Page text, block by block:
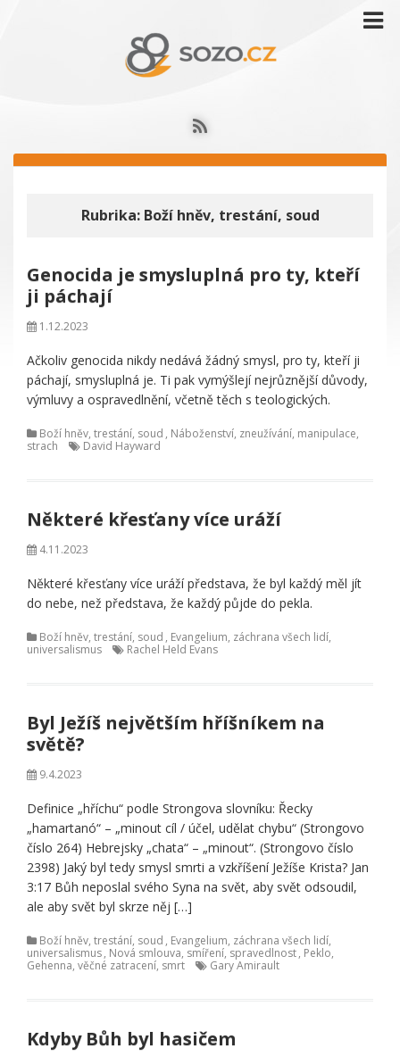
Rubrika: Boží hněv, trestání, soud
Genocida je smysluplná pro ty, kteří
ji páchají
1.12.2023
Ačkoliv genocida nikdy nedává žádný smysl, pro ty, kteří ji
páchají, smysluplná je. Ti pak vymýšlejí nejrůznější důvody,
výmluvy a ospravedlnění, včetně těch s teologických.
Boží hněv, trestání, soud , Náboženství, zneužívání, manipulace,
strach
David Hayward
Některé křesťany více uráží
4.11.2023
Některé křesťany více uráží představa, že byl každý měl jít
do nebe, než představa, že každý půjde do pekla.
Boží hněv, trestání, soud , Evangelium, záchrana všech lidí,
universalismus
Rachel Held Evans
Byl Ježíš největším hříšníkem na
světě?
9.4.2023
Definice „hříchu“ podle Strongova slovníku: Řecky
„hamartanó“ – „minout cíl / účel, udělat chybu“ (Strongovo
číslo 264) Hebrejsky „chata“ – „minout“. (Strongovo číslo
2398) Jaký byl tedy smysl smrti a vzkříšení Ježíše Krista? Jan
3:17 Bůh neposlal svého Syna na svět, aby svět odsoudil,
ale aby svět byl skrze něj […]
Boží hněv, trestání, soud , Evangelium, záchrana všech lidí,
universalismus, Nová smlouva, smíření, spravedlnost, Peklo,
Gehenna, věčné zatracení, smrt
Gary Amirault
Kdyby Bůh byl hasičem